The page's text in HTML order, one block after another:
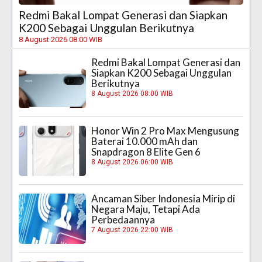
Redmi Bakal Lompat Generasi dan Siapkan
K200 Sebagai Unggulan Berikutnya
8 August 2026 08:00 WIB
Redmi Bakal Lompat Generasi dan
Siapkan K200 Sebagai Unggulan
Berikutnya
8 August 2026 08:00 WIB
Honor Win 2 Pro Max Mengusung
Baterai 10.000 mAh dan
Snapdragon 8 Elite Gen 6
8 August 2026 06:00 WIB
Ancaman Siber Indonesia Mirip di
Negara Maju, Tetapi Ada
Perbedaannya
7 August 2026 22:00 WIB